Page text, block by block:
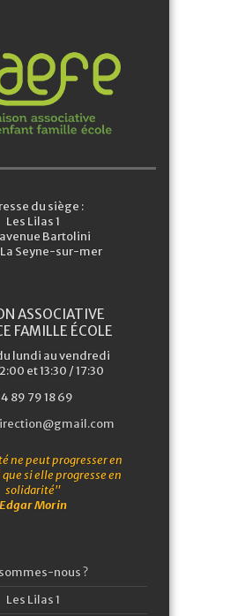
du siège :
Les Lilas 1
Bartolini
Seyne-sur-mer
ASSOCIATIVE
FAMILLE ÉCOLE
lundi au vendredi
et 13:30 / 17:30
89 79 18 69
ne peut progresser en
si elle progresse en
solidarité"
Edgar Morin
nous ?
Les Lilas 1